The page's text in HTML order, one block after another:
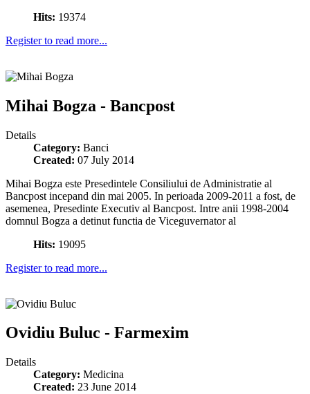
Hits: 19374
Register to read more...
Mihai Bogza - Bancpost
Details
Category: Banci
Created: 07 July 2014
Mihai Bogza este Presedintele Consiliului de Administratie al
Bancpost incepand din mai 2005. In perioada 2009-2011 a fost, de
asemenea, Presedinte Executiv al Bancpost. Intre anii 1998-2004
domnul Bogza a detinut functia de Viceguvernator al
Hits: 19095
Register to read more...
Ovidiu Buluc - Farmexim
Details
Category: Medicina
Created: 23 June 2014